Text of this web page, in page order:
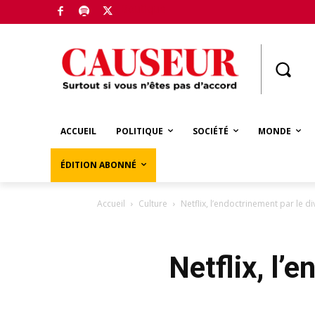
ACCUEIL POLITIQUE SOCIÉTÉ MONDE
ÉDITION ABONNÉ
Accueil Culture Netflix, l’endoctrinement par le
Netflix,